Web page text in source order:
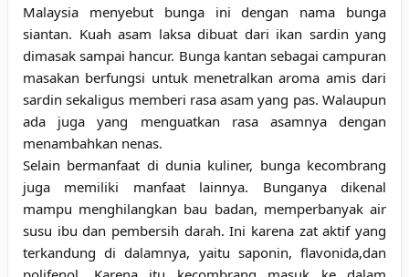
Malaysia menyebut bunga ini dengan nama bunga
siantan. Kuah asam laksa dibuat dari ikan sardin yang
dimasak sampai hancur. Bunga kantan sebagai campuran
masakan berfungsi untuk menetralkan aroma amis dari
sardin sekaligus memberi rasa asam yang pas. Walaupun
ada juga yang menguatkan rasa asamnya dengan
menambahkan nenas.
Selain bermanfaat di dunia kuliner, bunga kecombrang
juga memiliki manfaat lainnya. Bunganya dikenal
mampu menghilangkan bau badan, memperbanyak air
susu ibu dan pembersih darah. Ini karena zat aktif yang
terkandung di dalamnya, yaitu saponin, flavonida,dan